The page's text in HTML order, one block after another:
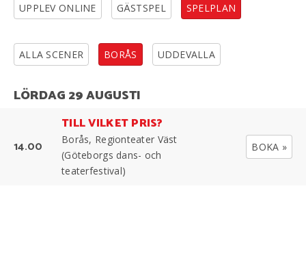
UPPLEV ONLINE GÄSTSPEL SPELPLAN
ALLA SCENER BORÅS UDDEVALLA
LÖRDAG 29 AUGUSTI
14.00
TILL VILKET PRIS?
Borås, Regionteater Väst
(Göteborgs dans- och
teaterfestival)
BOKA »